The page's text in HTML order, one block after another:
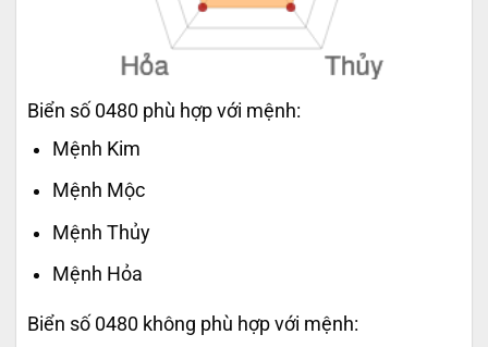
Biển số 0480 phù hợp với mệnh:
Mệnh Kim
Mệnh Mộc
Mệnh Thủy
Mệnh Hỏa
Biển số 0480 không phù hợp với mệnh: